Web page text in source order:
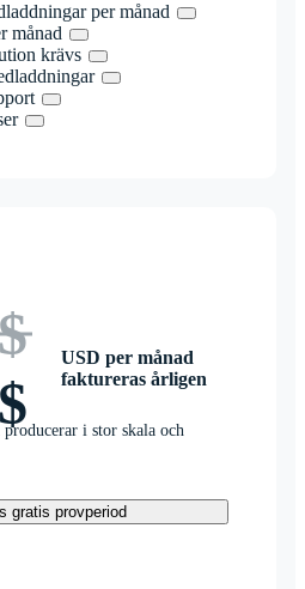
per månad
månad
krävs
USD per månad
faktureras årligen
i stor skala och
gratis provperiod